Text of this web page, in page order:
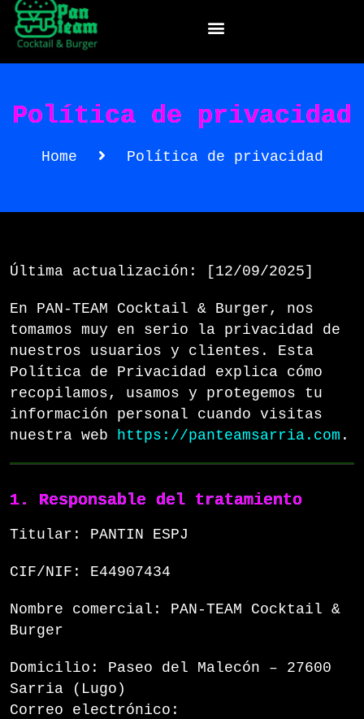
Política de privacidad
Home Política de privacidad
Última actualización: [12/09/2025]
En PAN‑TEAM Cocktail & Burger, nos
tomamos muy en serio la privacidad de
nuestros usuarios y clientes. Esta
Política de Privacidad explica cómo
recopilamos, usamos y protegemos tu
información personal cuando visitas
nuestra web https://panteamsarria.com .
1. Responsable del tratamiento
Titular: PANTIN ESPJ
CIF/NIF: E44907434
Nombre comercial: PAN-TEAM Cocktail &
Burger
Domicilio: Paseo del Malecón – 27600
Sarria (Lugo)
Correo electrónico: